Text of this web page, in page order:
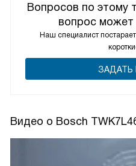
Вопросов по этому
вопрос может
Наш специалист
ЗАДАТЬ
Видео о Bosch